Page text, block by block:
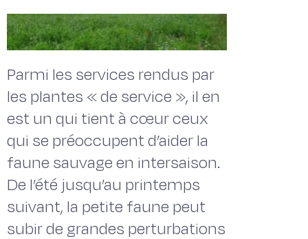
Parmi les services rendus par
les plantes « de service », il en
est un qui tient à cœur ceux
qui se préoccupent d’aider la
faune sauvage en intersaison.
De l’été jusqu’au printemps
suivant, la petite faune peut
subir de grandes perturbations